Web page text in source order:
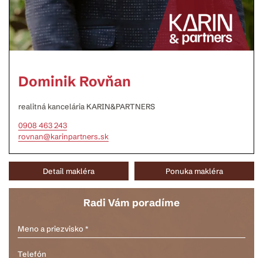
Dominik Rovňan
realitná kancelária KARIN&PARTNERS
0908 463 243
rovnan@karinpartners.sk
Detail makléra Ponuka makléra
Radi Vám poradíme